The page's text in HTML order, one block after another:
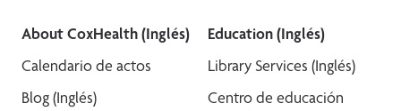
About CoxHealth (Inglés)
Calendario de actos
Blog (Inglés)
Education (Inglés)
Library Services (Inglés)
Centro de educación